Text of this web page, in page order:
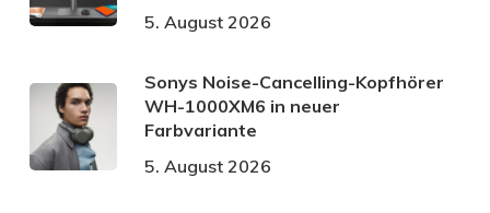
5. August 2026
Sonys Noise-Cancelling-Kopfhörer
WH-1000XM6 in neuer
Farbvariante
5. August 2026